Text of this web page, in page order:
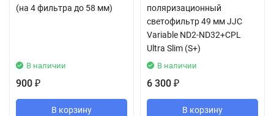
(на 4 фильтра до 58 мм)
В наличии
900 ₽
В корзину
поляризационный
светофильтр 49 мм JJC
Variable ND2-ND32+CPL
Ultra Slim (S+)
В наличии
6 300 ₽
В корзину